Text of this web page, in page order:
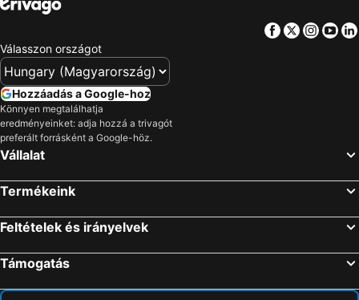
Facebook
Twitter
Válasszon országot
Hozzáadás a Google-hoz
Könnyen megtalálhatja
eredményeinket: adja hozzá a trivagót
preferált forrásként a Google-höz.
Vállalat
Termékeink
Feltételek és irányelvek
Támogatás